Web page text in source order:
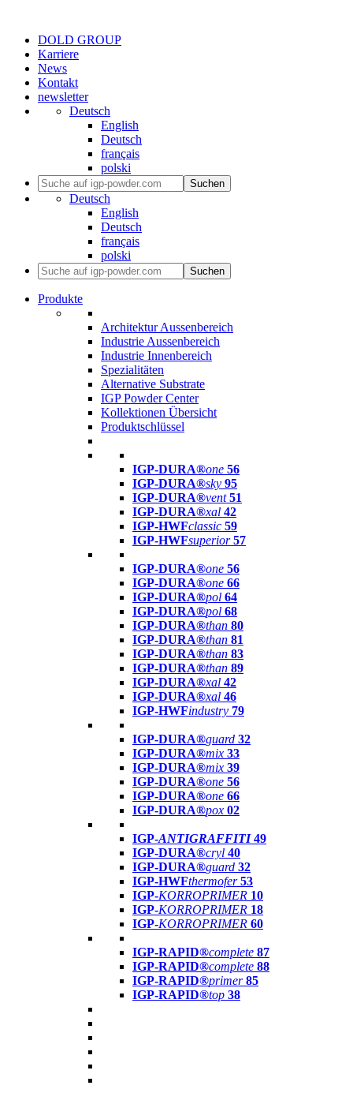
DOLD GROUP
Karriere
News
Kontakt
newsletter
Deutsch
English
Deutsch
français
polski
Suchen
Deutsch
English
Deutsch
français
polski
Suchen
Produkte
Architektur Aussenbereich
Industrie Aussenbereich
Industrie Innenbereich
Spezialitäten
Alternative Substrate
IGP Powder Center
Kollektionen Übersicht
Produktschlüssel
IGP-DURA®one 56
IGP-DURA®sky 95
IGP-DURA®vent 51
IGP-DURA®xal 42
IGP-HWFclassic 59
IGP-HWFsuperior 57
IGP-DURA®one 56
IGP-DURA®one 66
IGP-DURA®pol 64
IGP-DURA®pol 68
IGP-DURA®than 80
IGP-DURA®than 81
IGP-DURA®than 83
IGP-DURA®than 89
IGP-DURA®xal 42
IGP-DURA®xal 46
IGP-HWFindustry 79
IGP-DURA®guard 32
IGP-DURA®mix 33
IGP-DURA®mix 39
IGP-DURA®one 56
IGP-DURA®one 66
IGP-DURA®pox 02
IGP-ANTIGRAFFITI49
IGP-DURA®cryl 40
IGP-DURA®guard 32
IGP-HWFthermofer 53
IGP-KORROPRIMER 10
IGP-KORROPRIMER 18
IGP-KORROPRIMER 60
IGP-RAPID®complete 87
IGP-RAPID®complete 88
IGP-RAPID®primer 85
IGP-RAPID®top 38